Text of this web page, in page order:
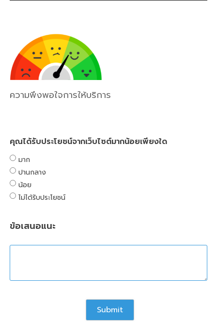
ความพึงพอใจการให้บริการ
คุณได้รับประโยชน์จากเว็บไซต์มากน้อยเพียงใด
มาก
ปานกลาง
น้อย
ไม่ได้รับประโยชน์
ข้อเสนอแนะ